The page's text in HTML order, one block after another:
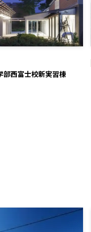
部西富士校新実習棟